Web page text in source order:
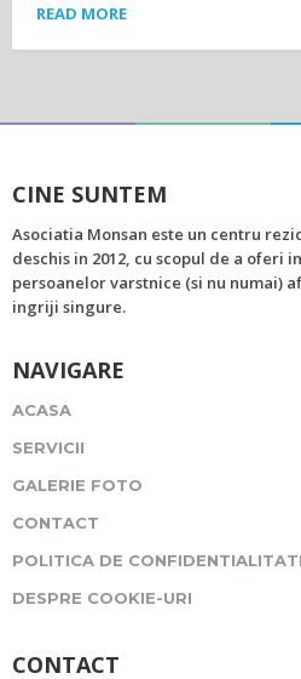
READ MORE
CINE SUNTEM
Asociatia Monsan este un centru
deschis in 2012, cu scopul de a oferi
persoanelor varstnice (si nu numai)
ingriji singure.
NAVIGARE
ACASA
SERVICII
GALERIE FOTO
CONTACT
POLITICA DE
DESPRE COOKIE-URI
CONTACT